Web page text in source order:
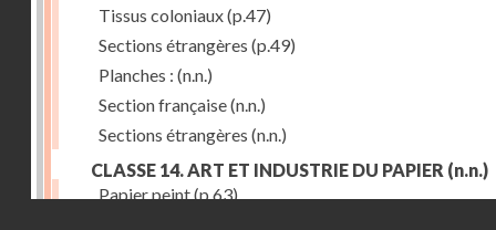
Tissus coloniaux(p.47)
Sections étrangères (p.49)
Planches : (n.n.)
Section française(n.n.)
Sections étrangères (n.n.)
CLASSE 14. ART ET INDUSTRIE DU PAPIER (n.n.)
Papier peint(p.63)